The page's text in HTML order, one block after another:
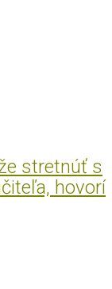
stretnúť s
hovorí